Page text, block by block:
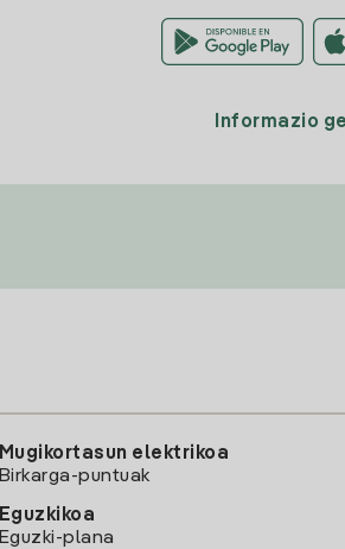
Informazio
Mugikortasun elektrikoa
Birkarga-puntuak
Eguzkikoa
Eguzki-plana